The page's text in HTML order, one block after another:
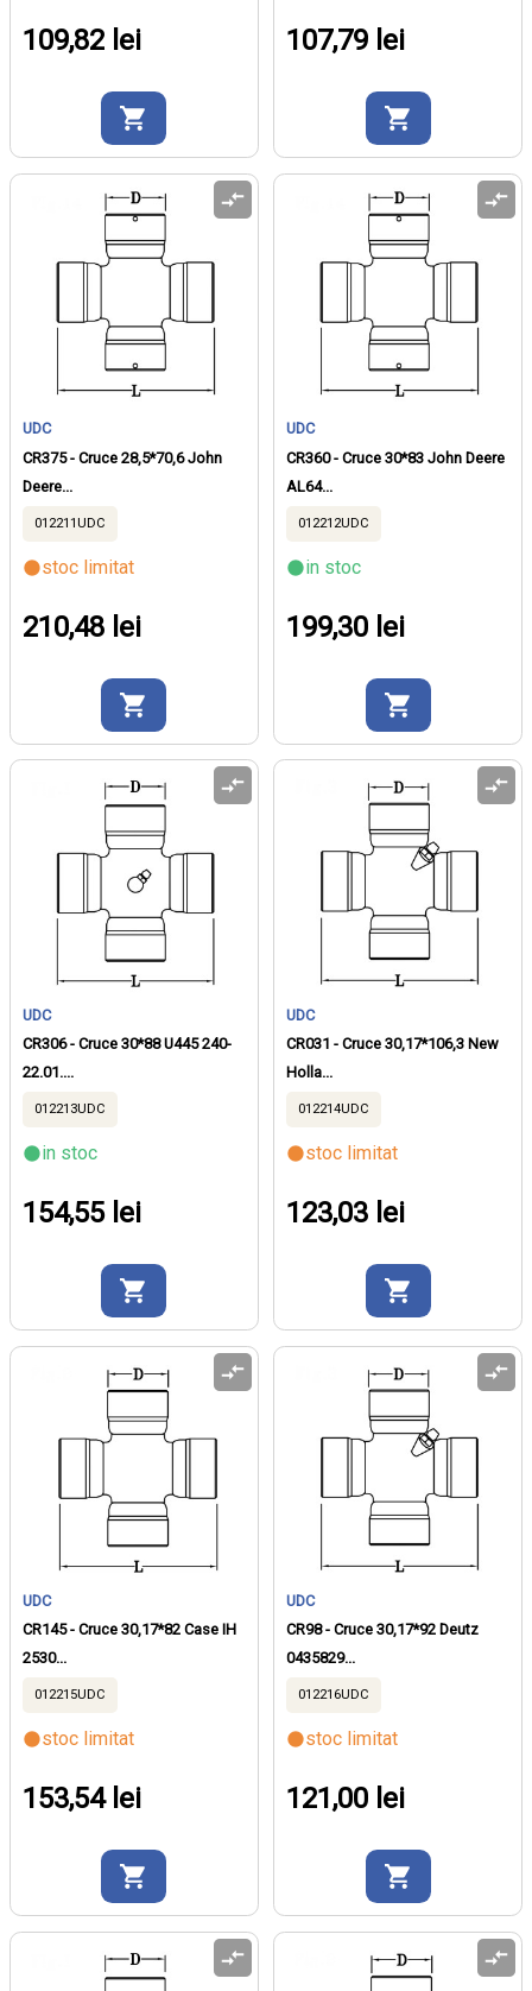
109,82 lei 107,79 lei
UDC
CR375 - Cruce 28,5*70,6 John
Deere...
012211UDC
stoc limitat
210,48 lei
UDC
CR360 - Cruce 30*83 John Deere
AL64...
012212UDC
in stoc
199,30 lei
UDC
CR306 - Cruce 30*88 U445 240-
22.01....
012213UDC
in stoc
154,55 lei
UDC
CR031 - Cruce 30,17*106,3 New
Holla...
012214UDC
stoc limitat
123,03 lei
UDC
CR145 - Cruce 30,17*82 Case IH
2530...
012215UDC
stoc limitat
153,54 lei
UDC
CR98 - Cruce 30,17*92 Deutz
0435829...
012216UDC
stoc limitat
121,00 lei